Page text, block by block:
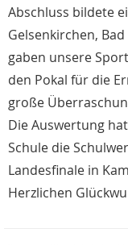
Abschluss bildete
Gelsenkirchen,
gaben unsere
den Pokal für die
große
Die Auswertung
Schule die
Landesfinale in
Herzlichen